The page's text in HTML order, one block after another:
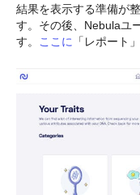
結果を表示する準備が
す。その後、Nebulaユ
す。 ここに 「レポート